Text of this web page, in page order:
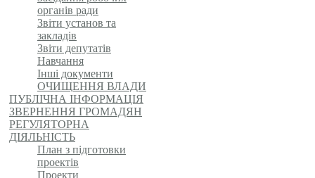
органів ради
Звіти установ та
закладів
Звіти депутатів
Навчання
Інші документи
ОЧИЩЕННЯ ВЛАДИ
ПУБЛІЧНА ІНФОРМАЦІЯ
ЗВЕРНЕННЯ ГРОМАДЯН
РЕГУЛЯТОРНА
ДІЯЛЬНІСТЬ
План з підготовки
проектів
Проекти